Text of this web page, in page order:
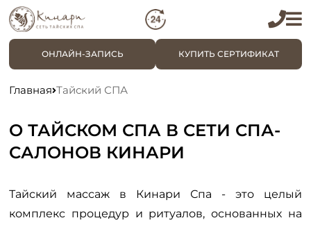
ОНЛАЙН-ЗАПИСЬ КУПИТЬ СЕРТИФИКАТ
Главная Тайский СПА
О ТАЙСКОМ СПА В СЕТИ СПА-
САЛОНОВ КИНАРИ
Тайский массаж в Кинари Спа - это целый
комплекс процедур и ритуалов, основанных на